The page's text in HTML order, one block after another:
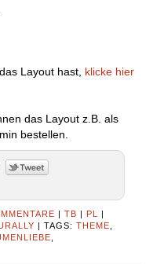
Layout hast, klicke hier
das Layout z.B. als
bestellen.
| TB | PL
|
| TAGS: THEME